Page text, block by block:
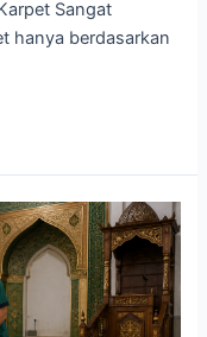
Sangat
hanya berdasarkan